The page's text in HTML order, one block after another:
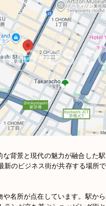
背景と現代の魅力が融合した
のビジネス街が共存する場所
名所が点在しています。駅か